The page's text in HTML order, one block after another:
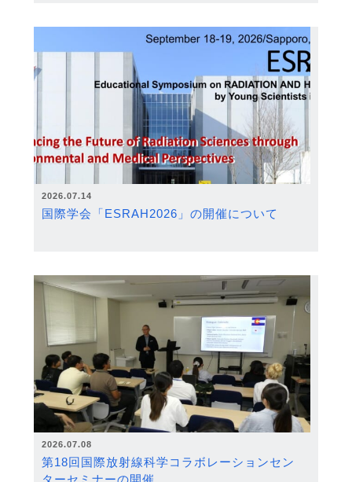
2026.07.14
国際学会「ESRAH2026」の開催について
2026.07.08
第18回国際放射線科学コラボレーションセン
ターセミナーの開催